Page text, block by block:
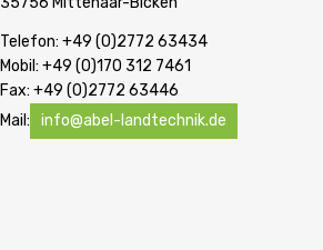
Telefon: +49 (0)2772 63434
Mobil: +49 (0)170 312 7461
Fax: +49 (0)2772 63446
Mail:
info@abel-landtechnik.de